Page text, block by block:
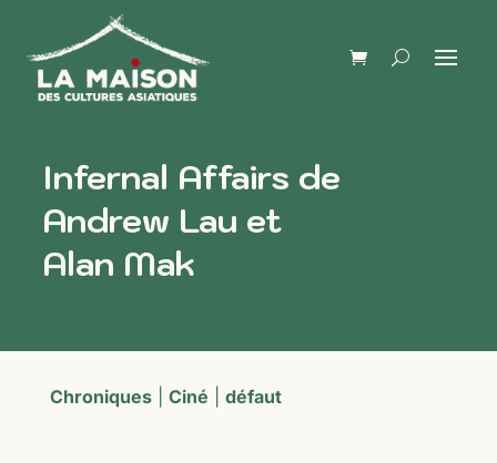
Infernal Affairs de
Andrew Lau et
Alan Mak
Chroniques| Ciné défaut